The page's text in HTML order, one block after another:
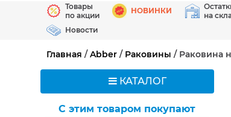
Товары
по акции
НОВИНКИ
на
Новости
Главная /Abber / Раковины / Раковина
КАТАЛОГ
C этим товаром покупают